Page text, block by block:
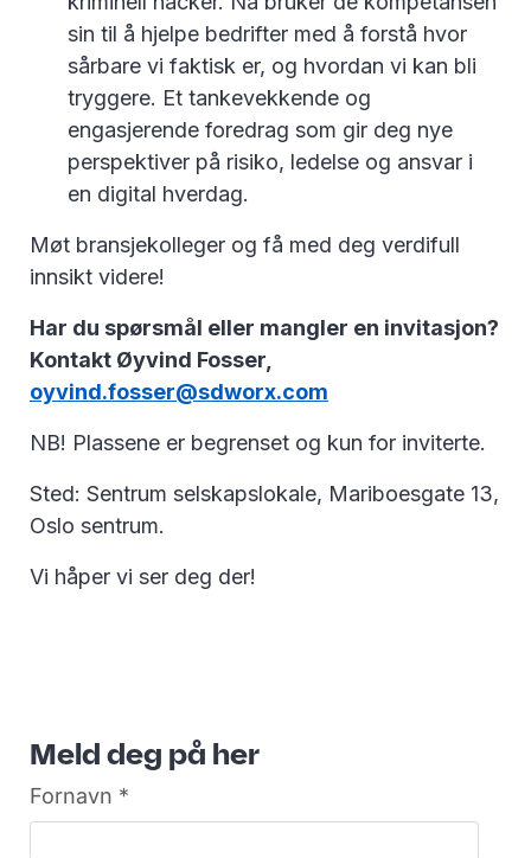
sin til å hjelpe bedrifter med å forstå hvor
sårbare vi faktisk er, og hvordan vi kan bli
tryggere. Et tankevekkende og
engasjerende foredrag som gir deg nye
perspektiver på risiko, ledelse og ansvar i
en digital hverdag.
Møt bransjekolleger og få med deg verdifull
innsikt videre!
Har du spørsmål eller mangler en invitasjon?
Kontakt Øyvind Fosser,
oyvind.fosser@sdworx.com
NB! Plassene er begrenset og kun for inviterte.
Sted: Sentrum selskapslokale, Mariboesgate 13,
Oslo sentrum.
Vi håper vi ser deg der!
Meld deg på her